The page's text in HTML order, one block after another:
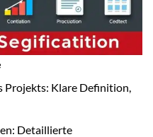
Projekts: Klare Definition,
Detaillierte